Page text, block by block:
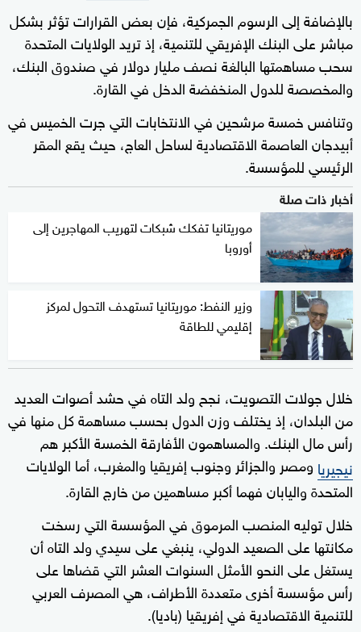
بالإضافة إلى الرسوم الجمركية، فإن بعض القرارات تؤثر بشكل
مباشر على البنك الإفريقي للتنمية، إذ تريد الولايات المتحدة
سحب مساهمتها البالغة نصف مليار دولار في صندوق البنك،
والمخصصة للدول المنخفضة الدخل في القارة.
وتنافس خمسة مرشحين في الانتخابات التي جرت الخميس في
أبيدجان العاصمة الاقتصادية لساحل العاج، حيث يقع المقر
الرئيسي للمؤسسة.
أخبار ذات صلة
موريتانيا تفكك شبكات لتهريب المهاجرين إلى
أوروبا
وزير النفط: موريتانيا تستهدف التحول لمركز
إقليمي للطاقة
خلال جولات التصويت، نجح ولد التاه في حشد أصوات العديد
من البلدان، إذ يختلف وزن الدول بحسب مساهمة كل منها في
رأس مال البنك. والمساهمون الأفارقة الخمسة الأكبر هم
نيجيريا ومصر والجزائر وجنوب إفريقيا والمغرب، أما الولايات
المتحدة واليابان فهما أكبر مساهمين من خارج القارة.
خلال توليه المنصب المرموق في المؤسسة التي رسخت
مكانتها على الصعيد الدولي، ينبغي على سيدي ولد التاه أن
يستغل على النحو الأمثل السنوات العشر التي قضاها على
رأس مؤسسة أخرى متعددة الأطراف، هي المصرف العربي
للتنمية الاقتصادية في إفريقيا (باديا).